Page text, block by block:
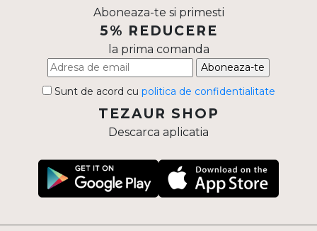
Aboneaza-te si primesti
5% REDUCERE
la prima comanda
Aboneaza-te
Sunt de acord cu politica de confidentialitate
TEZAUR SHOP
Descarca aplicatia